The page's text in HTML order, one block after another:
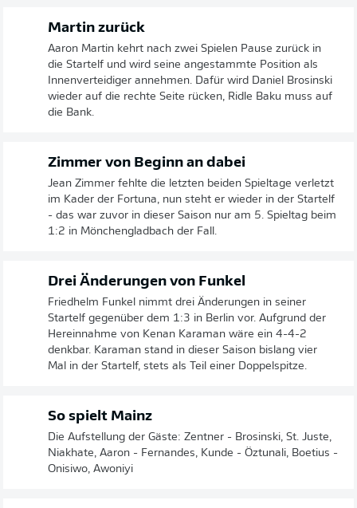
Martin zurück
Aaron Martin kehrt nach zwei Spielen Pause zurück in
die Startelf und wird seine angestammte Position als
Innenverteidiger annehmen. Dafür wird Daniel Brosinski
wieder auf die rechte Seite rücken, Ridle Baku muss auf
die Bank.
Zimmer von Beginn an dabei
Jean Zimmer fehlte die letzten beiden Spieltage verletzt
im Kader der Fortuna, nun steht er wieder in der Startelf
- das war zuvor in dieser Saison nur am 5. Spieltag beim
1:2 in Mönchengladbach der Fall.
Drei Änderungen von Funkel
Friedhelm Funkel nimmt drei Änderungen in seiner
Startelf gegenüber dem 1:3 in Berlin vor. Aufgrund der
Hereinnahme von Kenan Karaman wäre ein 4-4-2
denkbar. Karaman stand in dieser Saison bislang vier
Mal in der Startelf, stets als Teil einer Doppelspitze.
So spielt Mainz
Die Aufstellung der Gäste: Zentner - Brosinski, St. Juste,
Niakhate, Aaron - Fernandes, Kunde - Öztunali, Boetius -
Onisiwo, Awoniyi